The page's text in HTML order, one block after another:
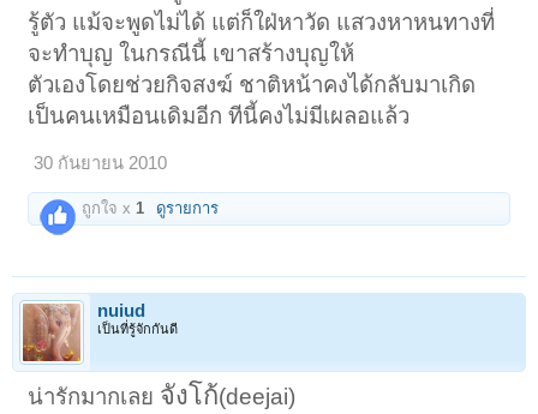
รู้ตัว แม้จะพูดไม่ได้ แต่ก็ใฝ่หาวัด แสวงหาหนทางที่
จะทำบุญ ในกรณีนี้ เขาสร้างบุญให้
ตัวเองโดยช่วยกิจสงฆ์ ชาติหน้าคงได้กลับมาเกิด
เป็นคนเหมือนเดิมอีก ทีนี้คงไม่มีเผลอแล้ว
30 กันยายน 2010
ถูกใจ x 1 ดูรายการ
nuiud
เป็นที่รู้จักกันดี
น่ารักมากเลย จังโก้(deejai)